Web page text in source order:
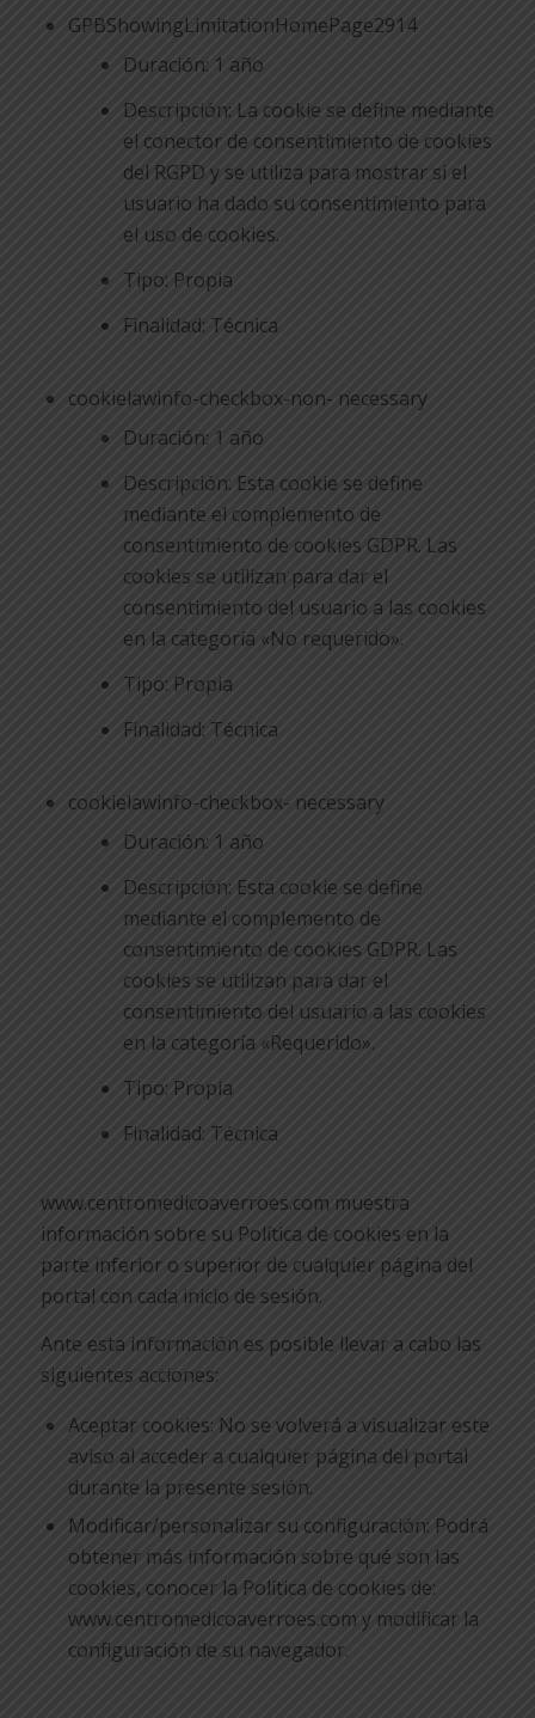
GPBShowingLimitationHomePage2914
Duración: 1 año
Descripción: La cookie se define mediante
el conector de consentimiento de cookies
del RGPD y se utiliza para mostrar si el
usuario ha dado su consentimiento para
el uso de cookies.
Tipo: Propia
Finalidad: Técnica
cookielawinfo-checkbox-non- necessary
Duración: 1 año
Descripción: Esta cookie se define
mediante el complemento de
consentimiento de cookies GDPR. Las
cookies se utilizan para dar el
consentimiento del usuario a las cookies
en la categoría «No requerido».
Tipo: Propia
Finalidad: Técnica
cookielawinfo-checkbox- necessary
Duración: 1 año
Descripción: Esta cookie se define
mediante el complemento de
consentimiento de cookies GDPR. Las
cookies se utilizan para dar el
consentimiento del usuario a las cookies
en la categoría «Requerido».
Tipo: Propia
Finalidad: Técnica
www.centromedicoaverroes.com muestra
información sobre su Política de cookies en la
parte inferior o superior de cualquier página del
portal con cada inicio de sesión.
Ante esta información es posible llevar a cabo las
siguientes acciones:
Aceptar cookies: No se volverá a visualizar este
aviso al acceder a cualquier página del portal
durante la presente sesión.
Modificar/personalizar su configuración: Podrá
obtener más información sobre qué son las
cookies, conocer la Política de cookies de:
www.centromedicoaverroes.com y modificar la
configuración de su navegador.